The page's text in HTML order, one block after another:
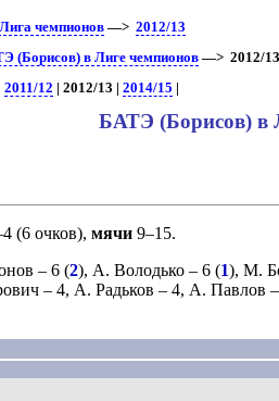
Лига чемпионов—> 2012/13
(Борисов) в Лиге чемпионов—> 2012/
2011/12 | 2012/13 | 2014/15 |
БАТЭ (Борисов) в
(6 очков), мячи 9–15.
– 6 (2), А. Володько – 6 (1), М.
– 4, А. Радьков – 4, А. Павлов